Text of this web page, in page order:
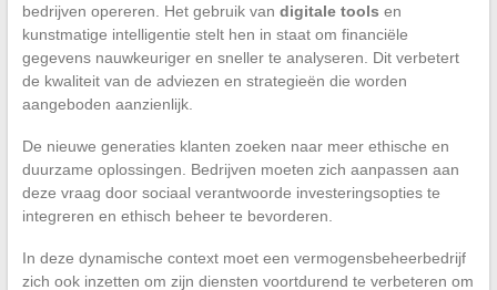
bedrijven opereren. Het gebruik van digitale tools en
kunstmatige intelligentie stelt hen in staat om financiële
gegevens nauwkeuriger en sneller te analyseren. Dit verbetert
de kwaliteit van de adviezen en strategieën die worden
aangeboden aanzienlijk.
De nieuwe generaties klanten zoeken naar meer ethische en
duurzame oplossingen. Bedrijven moeten zich aanpassen aan
deze vraag door sociaal verantwoorde investeringsopties te
integreren en ethisch beheer te bevorderen.
In deze dynamische context moet een vermogensbeheerbedrijf
zich ook inzetten om zijn diensten voortdurend te verbeteren om